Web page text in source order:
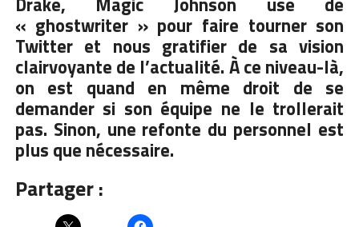
« ghostwriter » pour faire tourner son
Twitter et nous gratifier de sa vision
clairvoyante de l’actualité. À ce niveau-là,
on est quand en même droit de se
demander si son équipe ne le trollerait
pas. Sinon, une refonte du personnel est
plus que nécessaire.
Partager :